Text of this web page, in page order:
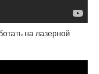
на лазерной